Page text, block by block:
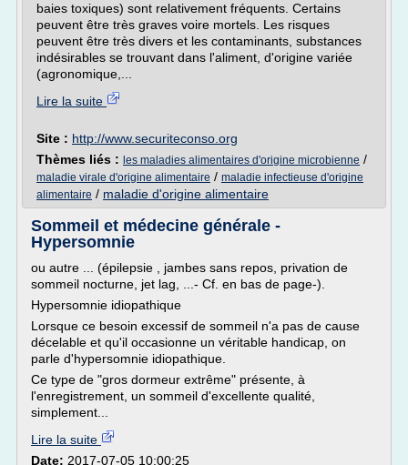
baies toxiques) sont relativement fréquents. Certains
peuvent être très graves voire mortels. Les risques
peuvent être très divers et les contaminants, substances
indésirables se trouvant dans l'aliment, d'origine variée
(agronomique,...
Lire la suite
Site : http://www.securiteconso.org
Thèmes liés : les maladies alimentaires d'origine microbienne /
maladie virale d'origine alimentaire / maladie infectieuse d'origine
alimentaire / maladie d'origine alimentaire
Sommeil et médecine générale -
Hypersomnie
ou autre ... (épilepsie , jambes sans repos, privation de
sommeil nocturne, jet lag, ...- Cf. en bas de page-).
Hypersomnie idiopathique
Lorsque ce besoin excessif de sommeil n'a pas de cause
décelable et qu'il occasionne un véritable handicap, on
parle d'hypersomnie idiopathique.
Ce type de "gros dormeur extrême" présente, à
l'enregistrement, un sommeil d'excellente qualité,
simplement...
Lire la suite
Date: 2017-07-05 10:00:25